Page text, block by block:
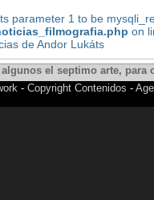
parameter 1 to be
on
de Andor Lukáts
el septimo arte,
- Copyright Contenidos -